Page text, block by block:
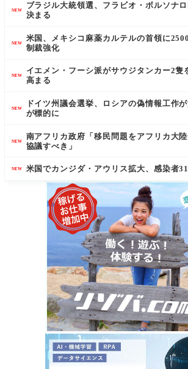
NEW
ブラジル大統領選、フラビオ・ボルソナ
決まる
NEW
米国、メキシコ麻薬カルテルの首領に
制裁強化
NEW
イエメン・フーシ派がサウジタンカー2隻
高まる
NEW
ドイツ州議会選挙、ロシアの偽情報工作
が標的に
NEW
南アフリカ政府「移民問題をアフリカ大
協議すべき」
NEW 米国でカンジダ・アウリス拡大、感染者